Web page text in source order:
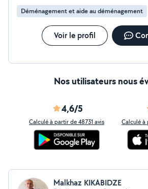
Déménagement et aide au déménagement
Voir le profil
Nos utilisateurs nous
4,6/5
Calculé à partir de 48731 avis Calculé à
Malkhaz KIKABIDZE